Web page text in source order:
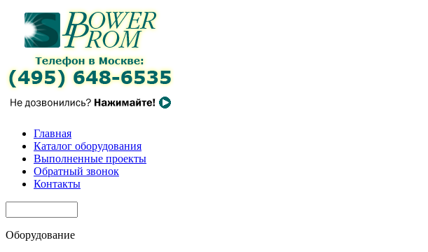
Главная
Каталог оборудования
Выполненные проекты
Обратный звонок
Контакты
Оборудование